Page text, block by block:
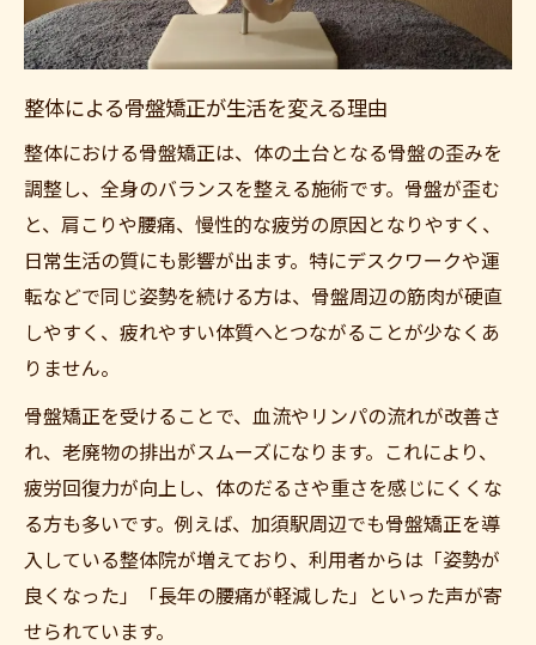
整体による骨盤矯正が生活を変える理由
整体における骨盤矯正は、体の土台となる骨盤の歪みを
調整し、全身のバランスを整える施術です。骨盤が歪む
と、肩こりや腰痛、慢性的な疲労の原因となりやすく、
日常生活の質にも影響が出ます。特にデスクワークや運
転などで同じ姿勢を続ける方は、骨盤周辺の筋肉が硬直
しやすく、疲れやすい体質へとつながることが少なくあ
りません。
骨盤矯正を受けることで、血流やリンパの流れが改善さ
れ、老廃物の排出がスムーズになります。これにより、
疲労回復力が向上し、体のだるさや重さを感じにくくな
る方も多いです。例えば、加須駅周辺でも骨盤矯正を導
入している整体院が増えており、利用者からは「姿勢が
良くなった」「長年の腰痛が軽減した」といった声が寄
せられています。